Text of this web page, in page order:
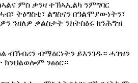
ምስ ቃንዛ ተኽኣኢልካ ንምግባር
ትዕግስቲ፣ ልግስናን በዓልሞያውነትን፣
ንዘለዎ ቃልስታት ንክትስዕሩ ክንሕግዝ
ብማዕርነትን ይእንገዱ። ሓገዝን
ክንህልወሎም ንፅዕር።